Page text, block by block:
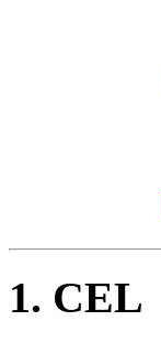
1. CEL